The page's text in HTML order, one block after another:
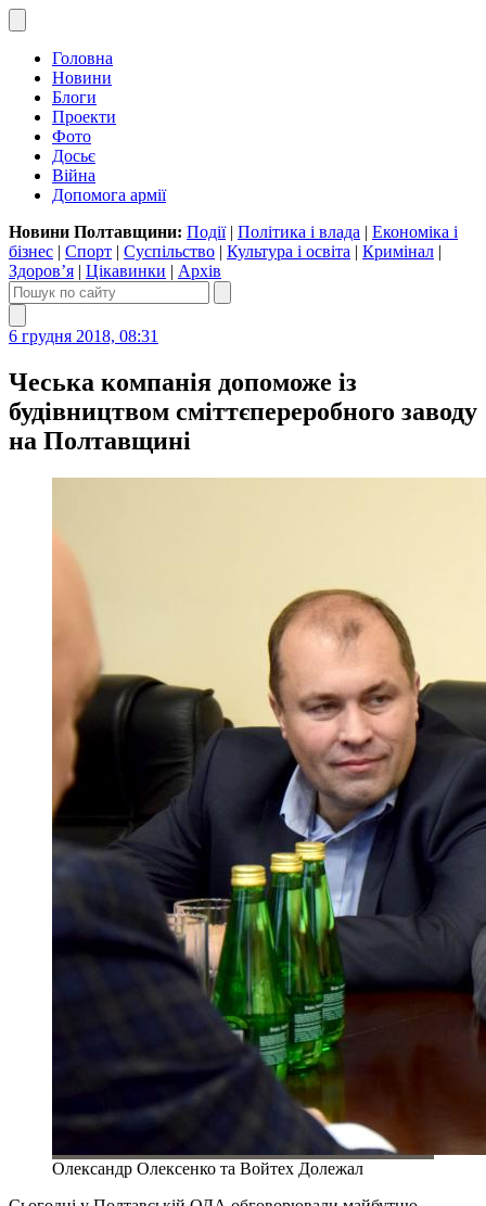
Головна
Новини
Блоги
Проекти
Фото
Досьє
Війна
Допомога армії
Новини Полтавщини: Події| Політика і влада | Економіка і
бізнес | Спорт | Суспільство | Культура і освіта | Кримінал |
Здоров’я | Цікавинки | Архів
6 грудня 2018, 08:31
Чеська компанія допоможе із
будівництвом сміттєпереробного заводу
на Полтавщині
Олександр Олексенко та Войтех Долежал